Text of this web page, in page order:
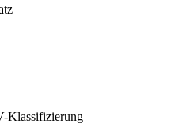
Klassifizierung